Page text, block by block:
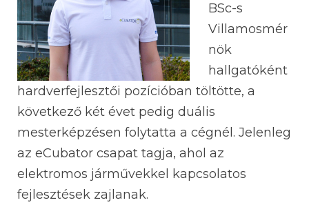
BSc-s
Villamosmér
nök
hallgatóként
hardverfejlesztői pozícióban töltötte, a
következő két évet pedig duális
mesterképzésen folytatta a cégnél. Jelenleg
az eCubator csapat tagja, ahol az
elektromos járművekkel kapcsolatos
fejlesztések zajlanak.